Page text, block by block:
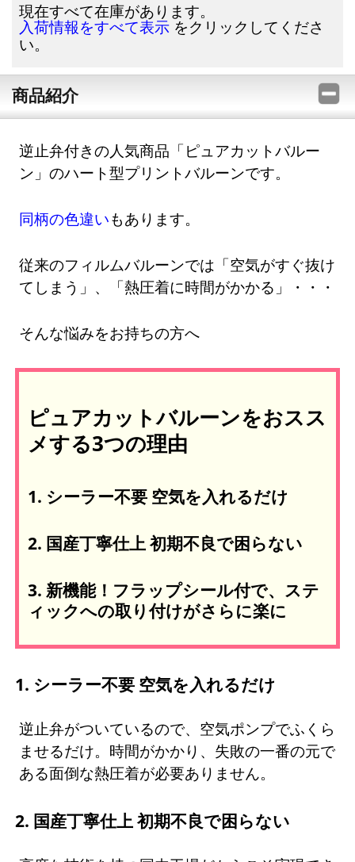
現在すべて在庫があります。
入荷情報をすべて表示 をクリックしてくださ
い。
商品紹介
逆止弁付きの人気商品「ピュアカットバルー
ン」のハート型プリントバルーンです。
同柄の色違いもあります。
従来のフィルムバルーンでは「空気がすぐ抜け
てしまう」、「熱圧着に時間がかかる」・・・
そんな悩みをお持ちの方へ
ピュアカットバルーンをおスス
メする3つの理由
1. シーラー不要 空気を入れるだけ
2. 国産丁寧仕上 初期不良で困らない
3. 新機能！フラップシール付で、ステ
ィックへの取り付けがさらに楽に
1. シーラー不要 空気を入れるだけ
逆止弁がついているので、空気ポンプでふくら
ませるだけ。時間がかかり、失敗の一番の元で
ある面倒な熱圧着が必要ありません。
2. 国産丁寧仕上 初期不良で困らない